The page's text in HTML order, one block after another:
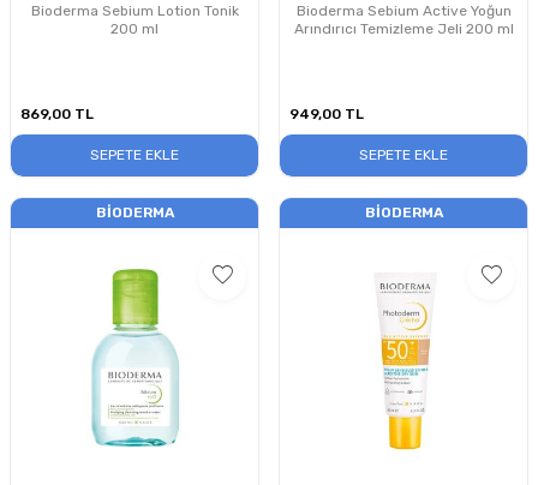
Bioderma Sebium Lotion Tonik
200 ml
869,00 TL
SEPETE EKLE
Bioderma Sebium Active Yoğun
Arındırıcı Temizleme Jeli 200 ml
949,00 TL
SEPETE EKLE
BIODERMA BIODERMA